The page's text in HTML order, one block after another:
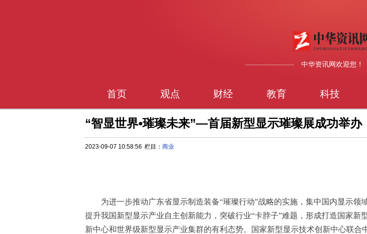
中华资讯网欢迎您！
首页 观点 财经 教育 科技
“智显世界•璀璨未来”—首届新型显示璀璨展成功举办
2023-09-07 10:58:56 栏目： 商业
为进一步推动广东省显示制造装备“璀璨行动”战略的实施，集中国内显示领
提升我国新型显示产业自主创新能力，突破行业“卡脖子”难题，形成打造国家新
新中心和世界级新型显示产业集群的有利态势。国家新型显示技术创新中心联合